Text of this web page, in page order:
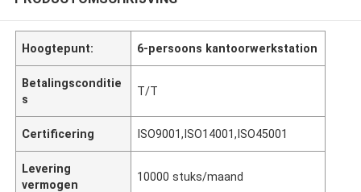
Hoogtepunt: 6-persoons kantoorwerkstation
Betalingsconditie
s
T/T
Certificering ISO9001,ISO14001,ISO45001
Levering
vermogen
10000 stuks/maand